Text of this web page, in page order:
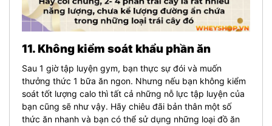
11. Không kiểm soát khẩu phần ăn
Sau 1 giờ tập luyện gym, bạn thực sự đói và muốn
thưởng thức 1 bữa ăn ngon. Nhưng nếu bạn không kiểm
soát tốt lượng calo thì tất cả những nỗ lực tập luyện của
bạn cũng sẽ như vậy. Hãy chiêu đãi bản thân một số
thức ăn nhanh và bạn có thể sử dụng những loại đồ ăn